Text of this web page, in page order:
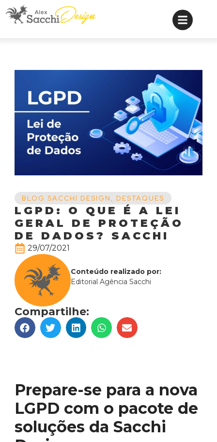
BLOG SACCHI DESIGN , DESTAQUES
LGPD: O QUE É A LEI
GERAL DE PROTEÇÃO
DE DADOS? SACCHI
29/07/2021
Conteúdo realizado por:
Editorial Agência Sacchi
Compartilhe:
Prepare-se para a nova
LGPD com o pacote de
soluções da Sacchi